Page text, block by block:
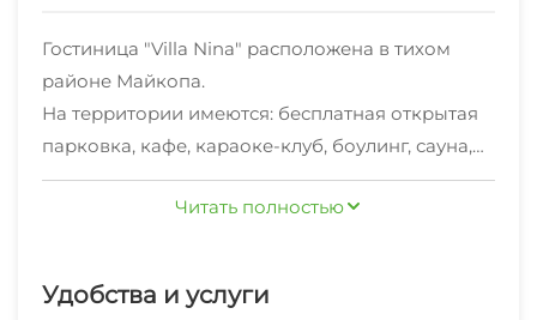
Гостиница "Villa Nina" расположена в тихом
районе Майкопа.
На территории имеются: бесплатная открытая
парковка, кафе, караоке-клуб, боулинг, сауна,
зона для барбекю и банкетный зал на 400
Приезжайте - мы всегда рады видеть Вас!
Читать полностью
Удобства и услуги